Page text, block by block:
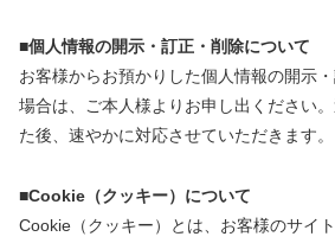
■個人情報の開示・訂正・削除について
お客様からお預かりした個人情報の開示
場合は、ご本人様よりお申し出ください
た後、速やかに対応させていただきます。
■Cookie（クッキー）について
Cookie（クッキー）とは、お客様のサイ